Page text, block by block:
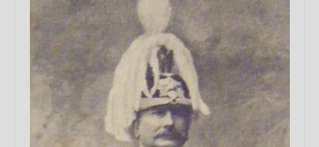
Chi sono
FAQ
Contatti